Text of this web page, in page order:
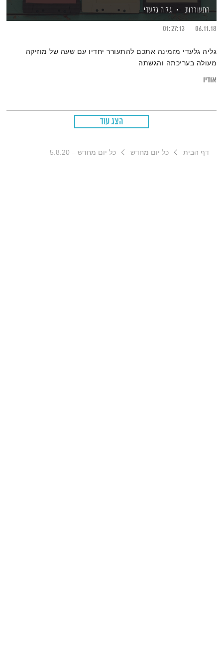
התעוררות
גליה גלעדי
06.11.18
01:27:13
גליה גלעדי מזמינה אתכם להתעורר יחדיו עם שעה של מוזיקה
מעולה בעריכתה והגשתה
אודיו
הצג עוד
דף הבית כל יום מחדש כל יום מחדש – 5.8.20